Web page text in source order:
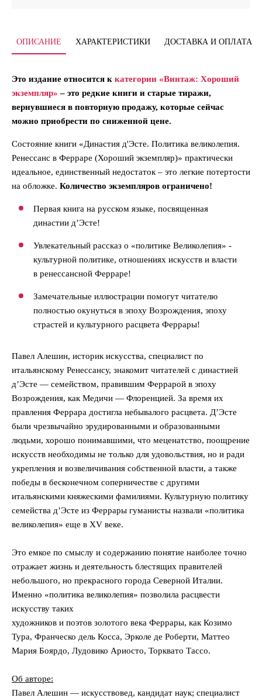
ОПИСАНИЕ ХАРАКТЕРИСТИКИ ДОСТАВКА И ОПЛАТА
Это издание относится к категории «Винтаж: Хороший
экземпляр» – это редкие книги и старые тиражи,
вернувшиеся в повторную продажу, которые сейчас
можно приобрести по сниженной цене.
Состояние книги «Династия д'Эсте. Политика великолепия.
Ренессанс в Ферраре (Хороший экземпляр)» практически
идеальное, единственный недостаток – это легкие потертости
на обложке. Количество экземпляров ограничено!
Первая книга на русском языке, посвященная
династии д’Эсте!
Увлекательный рассказ о «политике Великолепия» -
культурной политике, отношениях искусств и власти
в ренессансной Ферраре!
Замечательные иллюстрации помогут читателю
полностью окунуться в эпоху Возрождения, эпоху
страстей и культурного расцвета Феррары!
Павел Алешин, историк искусства, специалист по
итальянскому Ренессансу, знакомит читателей с династией
д’Эсте — семейством, правившим Феррарой в эпоху
Возрождения, как Медичи — Флоренцией. За время их
правления Феррара достигла небывалого расцвета. Д’Эсте
были чрезвычайно эрудированными и образованными
людьми, хорошо понимавшими, что меценатство, поощрение
искусств необходимы не только для удовольствия, но и ради
укрепления и возвеличивания собственной власти, а также
победы в бесконечном соперничестве с другими
итальянскими княжескими фамилиями. Культурную политику
семейства д’Эсте из Феррары гуманисты назвали «политика
великолепия» еще в XV веке.
Это емкое по смыслу и содержанию понятие наиболее точно
отражает жизнь и деятельность блестящих правителей
небольшого, но прекрасного города Северной Италии.
Именно «политика великолепия» позволила расцвести
искусству таких
художников и поэтов золотого века Феррары, как Козимо
Тура, Франческо дель Косса, Эрколе де Роберти, Маттео
Мария Боярдо, Лудовико Ариосто, Торквато Тассо.
Об авторе:
Павел Алешин — искусствовед, кандидат наук; специалист